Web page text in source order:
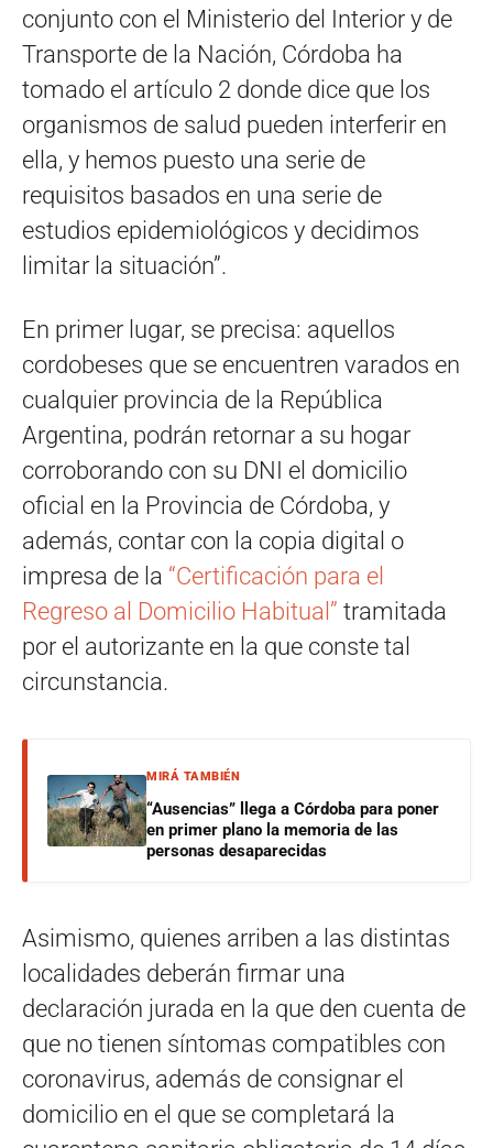
conjunto con el Ministerio del Interior y de
Transporte de la Nación, Córdoba ha
tomado el artículo 2 donde dice que los
organismos de salud pueden interferir en
ella, y hemos puesto una serie de
requisitos basados en una serie de
estudios epidemiológicos y decidimos
limitar la situación”.
En primer lugar, se precisa: aquellos
cordobeses que se encuentren varados en
cualquier provincia de la República
Argentina, podrán retornar a su hogar
corroborando con su DNI el domicilio
oficial en la Provincia de Córdoba, y
además, contar con la copia digital o
impresa de la “Certificación para el
Regreso al Domicilio Habitual” tramitada
por el autorizante en la que conste tal
circunstancia.
MIRÁ TAMBIÉN
“Ausencias” llega a Córdoba para poner
en primer plano la memoria de las
personas desaparecidas
Asimismo, quienes arriben a las distintas
localidades deberán firmar una
declaración jurada en la que den cuenta de
que no tienen síntomas compatibles con
coronavirus, además de consignar el
domicilio en el que se completará la